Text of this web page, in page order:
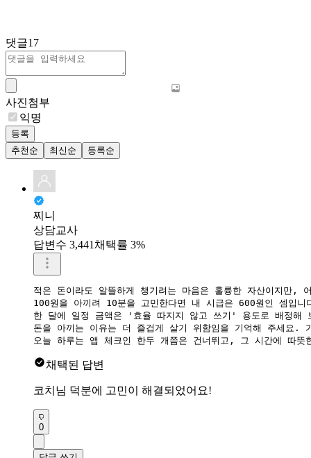
댓글17
사진첨부
익명
등록
추천순
최신순 등록순
찌니
상담교사
답변수 3,441 채택률 3%
적은 돈이라도 알뜰하게 챙기려는 마음은 훌륭한 자산이지
100원을 아끼려 10분을 고민한다면 내 시급은 600원인 셈입
한 달에 일정 금액은 '효율 따지지 않고 쓰기' 용도로 배정해
돈을 아끼는 이유는 더 즐겁게 살기 위함임을 기억해 주세요
오늘 하루는 앱 체크인 한두 개쯤은 건너뛰고, 그 시간에 따
채택된 답변
코치님 덕분에 고민이 해결되었어요!
0